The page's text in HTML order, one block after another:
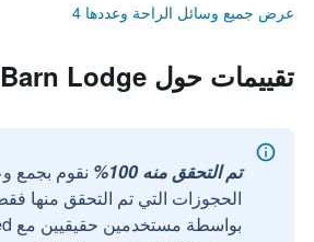
عرض جميع وسائل الراحة وعددها 4
تقييمات حول Barn Lodge
تم التحقق منه 100%
نقوم بجمع
الحجوزات التي تم التحقق منها